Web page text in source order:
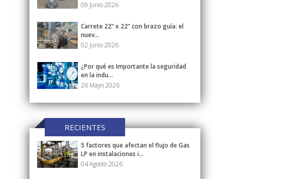
09 Junio 2026
Carrete 22” x 22” con brazo guía: el
nuev...
02 Junio 2026
¿Por qué es Importante la seguridad
en la indu...
26 Mayo 2026
RECIENTES
5 factores que afectan el flujo de Gas
LP en instalaciones i...
04 Agosto 2026